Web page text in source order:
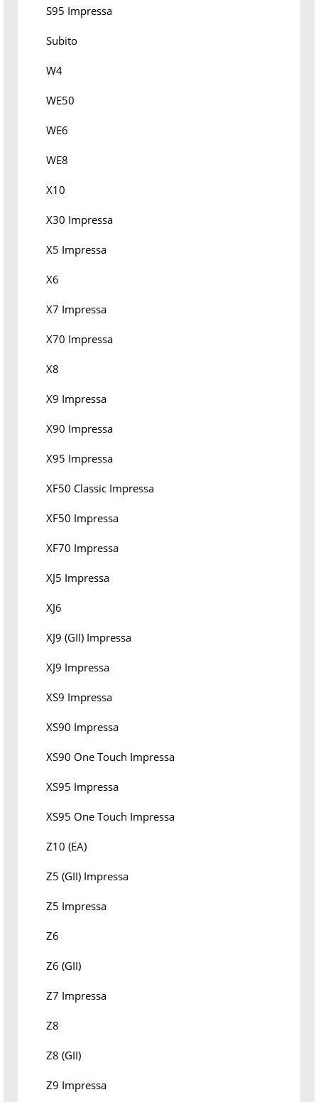
S95 Impressa
Subito
W4
WE50
WE6
WE8
X10
X30 Impressa
X5 Impressa
X6
X7 Impressa
X70 Impressa
X8
X9 Impressa
X90 Impressa
X95 Impressa
XF50 Classic Impressa
XF50 Impressa
XF70 Impressa
XJ5 Impressa
XJ6
XJ9 (GII) Impressa
XJ9 Impressa
XS9 Impressa
XS90 Impressa
XS90 One Touch Impressa
XS95 Impressa
XS95 One Touch Impressa
Z10 (EA)
Z5 (GII) Impressa
Z5 Impressa
Z6
Z6 (GII)
Z7 Impressa
Z8
Z8 (GII)
Z9 Impressa